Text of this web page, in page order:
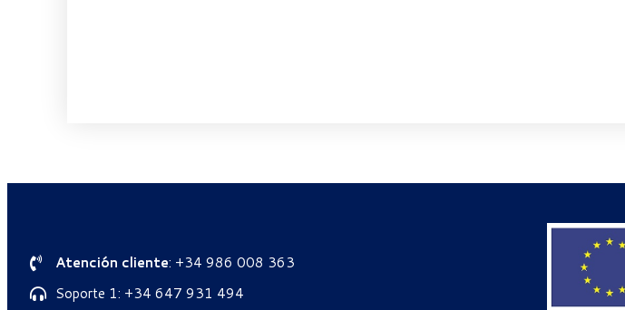
Atención cliente: +34 986 008 363
Soporte 1: +34 647 931 494